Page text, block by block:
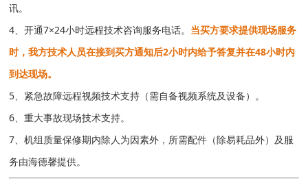
讯。
4、开通7×24小时远程技术咨询服务电话。 当买方要求提供现场服务
时，我方技术人员在接到买方通知后2小时内给予答复并在48小时内
到达现场。
5、紧急故障远程视频技术支持（需自备视频系统及设备）。
6、重大事故现场技术支持。
7、机组质量保修期内除人为因素外，所需配件（除易耗品外）及服
务由海德馨提供。